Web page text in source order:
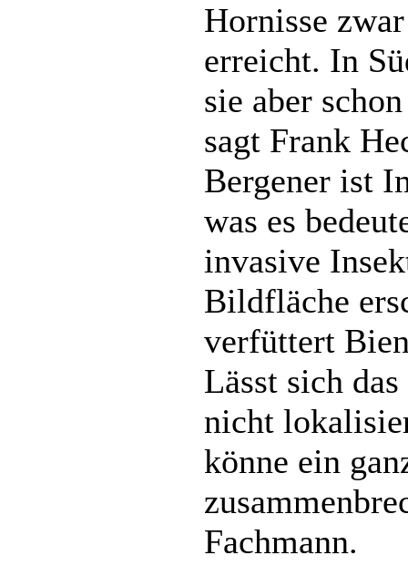
Hornisse
erreicht. In
sie aber
sagt Frank
Bergener ist
was es
invasive
Bildfläche
verfüttert
Lässt sich
nicht
könne ein
Fachmann.